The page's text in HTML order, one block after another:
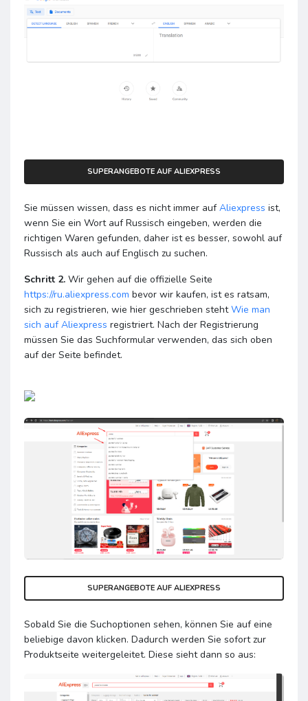
SUPERANGEBOTE AUF ALIEXPRESS
Sie müssen wissen, dass es nicht immer aufAliexpress ist,
wenn Sie ein Wort auf Russisch eingeben, werden die
richtigen Waren gefunden, daher ist es besser, sowohl auf
Russisch als auch auf Englisch zu suchen.
Schritt 2. Wir gehen auf die offizielle Seite
https://ru.aliexpress.com bevor wir kaufen, ist es ratsam,
sich zu registrieren, wie hier geschrieben stehtWie man
sich aufAliexpress registriert. Nach der Registrierung
müssen Sie das Suchformular verwenden, das sich oben
auf der Seite befindet.
SUPERANGEBOTE AUF ALIEXPRESS
Sobald Sie die Suchoptionen sehen, können Sie auf eine
beliebige davon klicken. Dadurch werden Sie sofort zur
Produktseite weitergeleitet. Diese sieht dann so aus: